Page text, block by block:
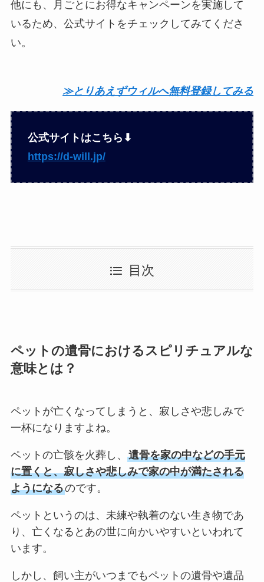
他にも、月ごとにお得なキャンペーンを実施して
いるため、公式サイトをチェックしてみてくださ
い。
≫とりあえずウィルへ無料登録してみる
公式サイトはこちら⬇︎
https://d-will.jp/
目次
ペットの遺骨におけるスピリチュアルな
意味とは？
ペットが亡くなってしまうと、寂しさや悲しみで
一杯になりますよね。
ペットの亡骸を火葬し、 遺骨を家の中などの手元
に置くと、寂しさや悲しみで家の中が満たされる
ようになるのです。
ペットというのは、未練や執着のない生き物であ
り、亡くなるとあの世に向かいやすいといわれて
います。
しかし、飼い主がいつまでもペットの遺骨や遺品